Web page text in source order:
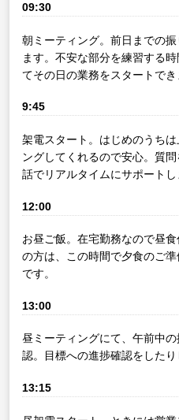
09:30
朝ミーティング。前日までの
ます。不安な部分を練習する
てその日の業務をスタートでき
9:45
架電スタート。はじめのうち
ングしてくれるので安心。質
話でリアルタイムにサポートし
12:00
お昼ご飯。在宅勤務なので昼
の方は、この時間で夕食のご
です。
13:00
昼ミーティングにて、午前中
認。目標への進捗確認をしたり
13:15